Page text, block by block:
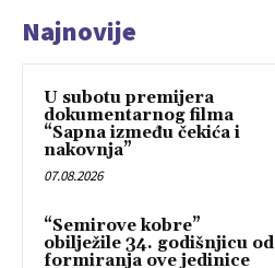
Najnovije
U subotu premijera
dokumentarnog filma
“Sapna između čekića i
nakovnja”
07.08.2026
“Semirove kobre”
obilježile 34. godišnjicu od
formiranja ove jedinice